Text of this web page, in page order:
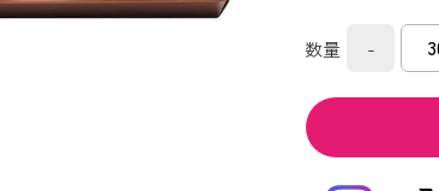
数量 -